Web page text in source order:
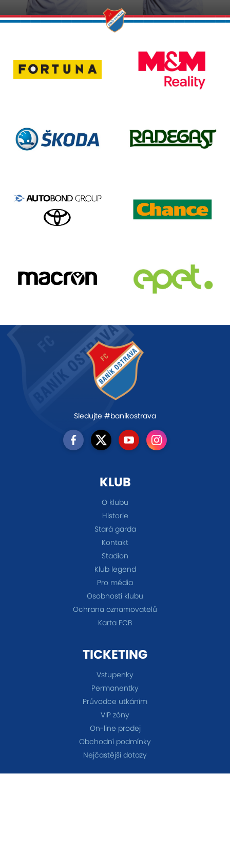
Sledujte #banikostrava
KLUB
O klubu
Historie
Stará garda
Kontakt
Stadion
Klub legend
Pro média
Osobnosti klubu
Ochrana oznamovatelů
Karta FCB
TICKETING
Vstupenky
Permanentky
Průvodce utkáním
VIP zóny
On-line prodej
Obchodní podmínky
Nejčastější dotazy